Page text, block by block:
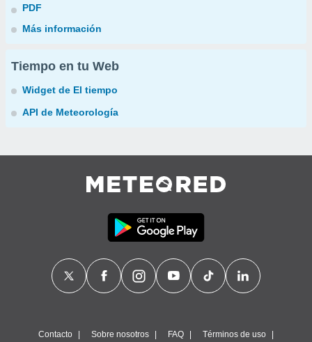
PDF
Más información
Tiempo en tu Web
Widget de El tiempo
API de Meteorología
Contacto Sobre nosotros FAQ Términos de uso